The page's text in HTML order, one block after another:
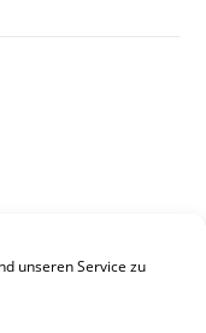
unseren Service zu